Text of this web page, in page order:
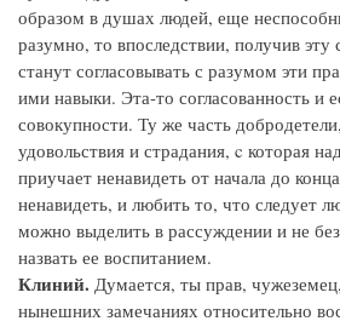
образом в душах людей, еще
разумно, то впоследствии, получив эту
станут согласовывать с разумом эти
ими навыки. Эта-то согласованность и
совокупности. Ту же часть
удовольствия и страдания, c которая
приучает ненавидеть от начала до
ненавидеть, и любить то, что следует
можно выделить в рассуждении и не
назвать ее воспитанием.
Клиний. Думается, ты прав,
нынешних замечаниях относительно